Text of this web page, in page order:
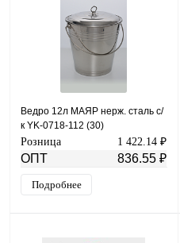
Ведро 12л МАЯР нерж. сталь с/
к YK-0718-112 (30)
Розница 1 422.14 ₽
ОПТ 836.55 ₽
Подробнее